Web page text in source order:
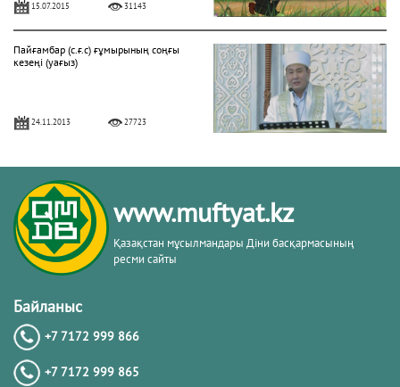
15.07.2015 31143
Пайғамбар (с.ғ.с) ғұмырының соңғы
кезеңі (уағыз)
24.11.2013 27723
"Фатиха" сүресі
11.04.2016
23.10.2015
www.muftyat.kz
Қазақстан мұсылмандары Діни басқармасының
ресми сайты
Байланыс
+7 7172 999 866
+7 7172 999 865